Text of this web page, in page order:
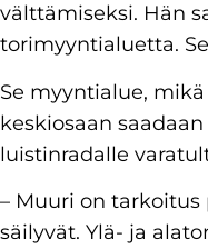
välttämiseksi. Hän
torimyyntialuetta.
Se myyntialue,
keskiosaan
luistinradalle
– Muuri on
säilyvät. Ylä- ja